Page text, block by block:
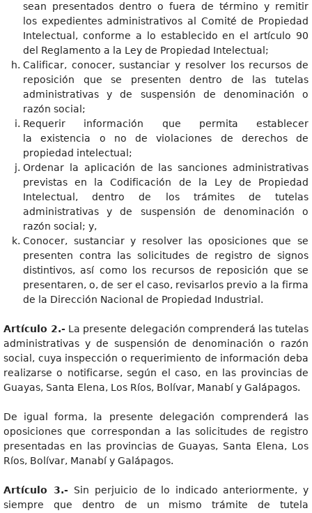
sean presentados dentro o fuera de término y remitir
los expedientes administrativos al Comité de Propiedad
Intelectual, conforme a lo establecido en el artículo 90
del Reglamento a la Ley de Propiedad Intelectual;
Calificar, conocer, sustanciar y resolver los recursos de
reposición que se presenten dentro de las tutelas
administrativas y de suspensión de denominación o
razón social;
Requerir información que permita establecer
la existencia o no de violaciones de derechos de
propiedad intelectual;
Ordenar la aplicación de las sanciones administrativas
previstas en la Codificación de la Ley de Propiedad
Intelectual, dentro de los trámites de tutelas
administrativas y de suspensión de denominación o
razón social; y,
Conocer, sustanciar y resolver las oposiciones que se
presenten contra las solicitudes de registro de signos
distintivos, así como los recursos de reposición que se
presentaren, o, de ser el caso, revisarlos previo a la firma
de la Dirección Nacional de Propiedad Industrial.
Artículo 2.- La presente delegación comprenderá las tutelas
administrativas y de suspensión de denominación o razón
social, cuya inspección o requerimiento de información deba
realizarse o notificarse, según el caso, en las provincias de
Guayas, Santa Elena, Los Ríos, Bolívar, Manabí y Galápagos.
De igual forma, la presente delegación comprenderá las
oposiciones que correspondan a las solicitudes de registro
presentadas en las provincias de Guayas, Santa Elena, Los
Ríos, Bolívar, Manabí y Galápagos.
Artículo 3.- Sin perjuicio de lo indicado anteriormente, y
siempre que dentro de un mismo trámite de tutela